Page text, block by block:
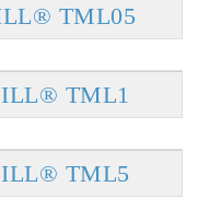
TML05
TML1
TML5